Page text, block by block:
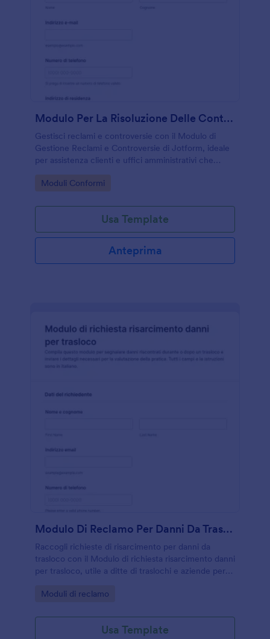
Modulo Per La Risoluzione Delle Controversie
Gestisci reclami e controversie con il Modulo di
Gestione Reclami e Controversie di Jotform, ideale
per assistenza clienti e uffici amministrativi che
un unico flusso.
Go to Category:
Moduli Conformi
Usa Template
Anteprima
Modulo Di Reclamo Per Danni Da Trasloco
Raccogli richieste di risarcimento per danni da
trasloco con il Modulo di richiesta risarcimento danni
per trasloco, utile a ditte di traslochi e aziende per
modo ordinato con Jotform.
Go to Category:
Moduli di reclamo
Usa Template